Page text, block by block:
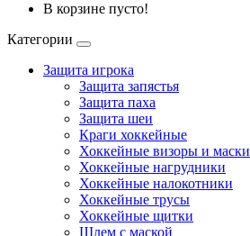
В корзине пусто!
Категории
Защита игрока
Защита запястья
Защита паха
Защита шеи
Краги хоккейные
Хоккейные визоры и маски
Хоккейные нагрудники
Хоккейные налокотники
Хоккейные трусы
Хоккейные щитки
Шлем с маской